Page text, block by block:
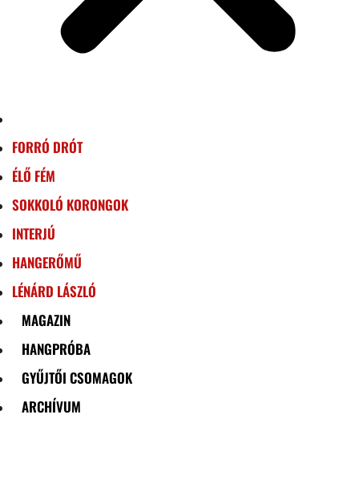
FORRÓ DRÓT
ÉLŐ FÉM
SOKKOLÓ KORONGOK
INTERJÚ
HANGERŐMŰ
LÉNÁRD LÁSZLÓ
MAGAZIN
HANGPRÓBA
GYŰJTŐI CSOMAGOK
ARCHÍVUM